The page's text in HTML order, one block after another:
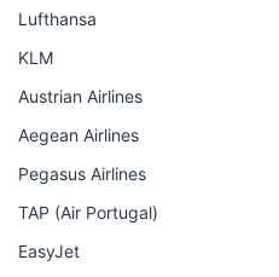
Lufthansa
KLM
Austrian Airlines
Aegean Airlines
Pegasus Airlines
TAP (Air Portugal)
EasyJet